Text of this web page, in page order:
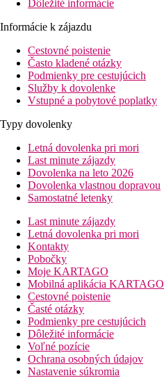
Dôležité informácie
Informácie k zájazdu
Cestovné poistenie
Často kladené otázky
Podmienky pre cestujúcich
Služby k dovolenke
Vstupné a pobytové poplatky
Typy dovolenky
Letná dovolenka pri mori
Last minute zájazdy
Dovolenka na leto 2026
Dovolenka vlastnou dopravou
Samostatné letenky
Last minute zájazdy
Letná dovolenka pri mori
Kontakty
Pobočky
Moje KARTAGO
Mobilná aplikácia KARTAGO
Cestovné poistenie
Časté otázky
Podmienky pre cestujúcich
Dôležité informácie
Voľné pozície
Ochrana osobných údajov
Nastavenie súkromia